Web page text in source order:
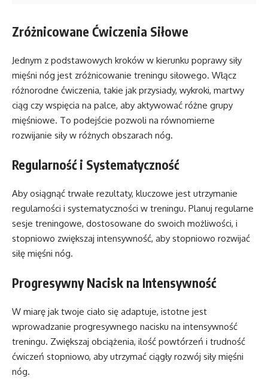
Zróżnicowane Ćwiczenia Siłowe
Jednym z podstawowych kroków w kierunku poprawy siły
mięśni nóg jest zróżnicowanie treningu siłowego. Włącz
różnorodne ćwiczenia, takie jak przysiady, wykroki, martwy
ciąg czy wspięcia na palce, aby aktywować różne grupy
mięśniowe. To podejście pozwoli na równomierne
rozwijanie siły w różnych obszarach nóg.
Regularność i Systematyczność
Aby osiągnąć trwałe rezultaty, kluczowe jest utrzymanie
regularności i systematyczności w treningu. Planuj regularne
sesje treningowe, dostosowane do swoich możliwości, i
stopniowo zwiększaj intensywność, aby stopniowo rozwijać
siłę mięśni nóg.
Progresywny Nacisk na Intensywność
W miarę jak twoje ciało się adaptuje, istotne jest
wprowadzanie progresywnego nacisku na intensywność
treningu. Zwiększaj obciążenia, ilość powtórzeń i trudność
ćwiczeń stopniowo, aby utrzymać ciągły rozwój siły mięśni
nóg.